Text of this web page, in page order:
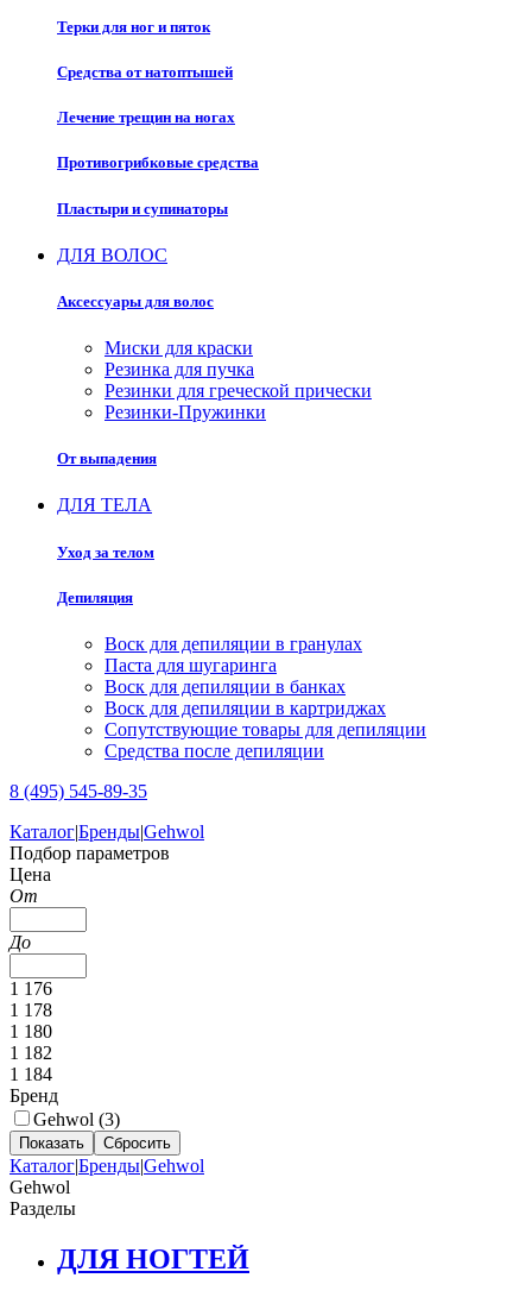
Терки для ног и пяток
Средства от натоптышей
Лечение трещин на ногах
Противогрибковые средства
Пластыри и супинаторы
ДЛЯ ВОЛОС
Аксессуары для волос
Миски для краски
Резинка для пучка
Резинки для греческой прически
Резинки-Пружинки
От выпадения
ДЛЯ ТЕЛА
Уход за телом
Депиляция
Воск для депиляции в гранулах
Паста для шугаринга
Воск для депиляции в банках
Воск для депиляции в картриджах
Сопутствующие товары для депиляции
Средства после депиляции
8 (495) 545-89-35
Каталог|Бренды|Gehwol
Подбор параметров
Цена
От
До
1 176
1 178
1 180
1 182
1 184
Бренд
Gehwol (3)
Каталог|Бренды|Gehwol
Gehwol
Разделы
ДЛЯ НОГТЕЙ